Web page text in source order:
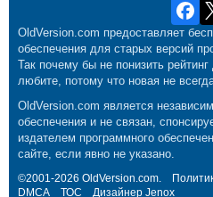
OldVersion.com предоставляет
обеспечения для старых версий
Так почему бы не понизить
любите, потому что новая не
OldVersion.com является
обеспечения и не связан,
издателем программного
сайте, если явно не указано.
©2001-2026 OldVersion.com.
DMCA
ТОС Дизайнер Jenox